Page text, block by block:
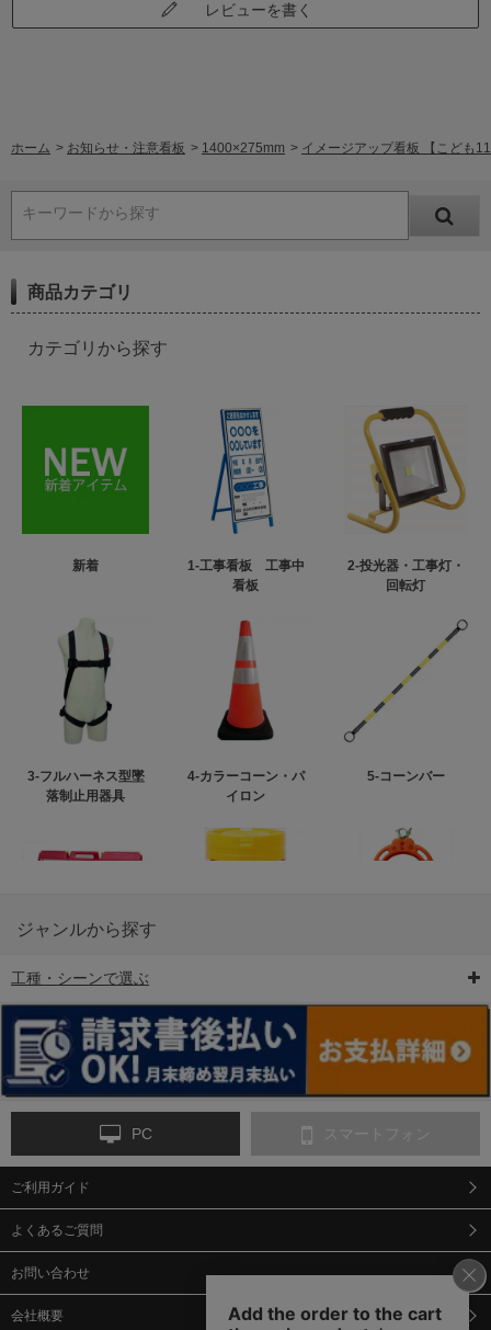
レビューを書く
ホーム > お知らせ・注意看板 > 1400×275mm > イメージアップ看板 【こども
キーワードから探す
商品カテゴリ
カテゴリから探す
新着
1-工事看板 工事中
看板
2-投光器・工事灯・
回転灯
3-フルハーネス型墜
落制止用器具
4-カラーコーン・パ
イロン
5-コーンバー
6-矢印板/LED矢印板
ンス
9-点字マット・タイ
ジャンルから探す
工種・シーンで選ぶ
PC スマートフォン
ご利用ガイド
よくあるご質問
お問い合わせ
会社概要